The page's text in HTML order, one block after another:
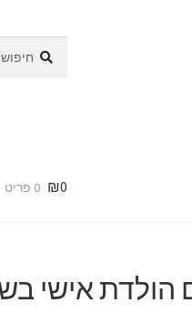
עבור:
₪0 0 פריט
הולדת אישי